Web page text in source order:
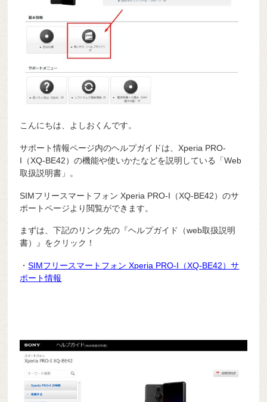
こんにちは、よしおくんです。
サポート情報ページ内のヘルプガイドは、Xperia PRO-
I（XQ-BE42）の機能や使いかたなどを説明している「Web
取扱説明書」。
SIMフリースマートフォン Xperia PRO-I（XQ-BE42）のサ
ポートページより閲覧ができます。
まずは、下記のリンク先の『ヘルプガイド（web取扱説明
書）』をクリック！
・SIMフリースマートフォン Xperia PRO-I（XQ-BE42）サ
ポート情報